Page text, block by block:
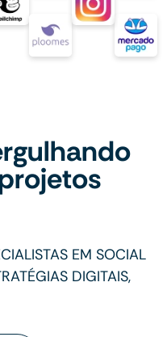
EM SOCIAL
DIGITAIS,